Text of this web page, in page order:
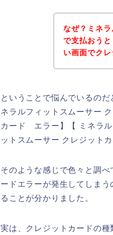
なぜ？ミネ
で支払おう
い画面でク
ということで悩んでいるの
ネラルフィットスムーサー
カード エラー】【 ミネラ
ットスムーサー クレジット
そのような感じで色々と調
ードエラーが発生してしま
ることが分かりました。
実は、クレジットカードの